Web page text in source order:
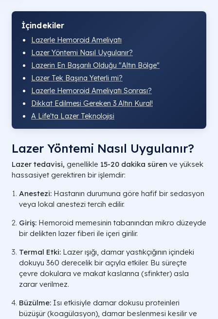
İçindekiler
Lazerle Hemoroid Ameliyatı
Lazer Yöntemi Nasıl Uygulanır?
Lazerin En Başarılı Olduğu "Altın Bölge"
Lazer Tek Başına Yeterli mi?
Lazerle Hemoroid Ameliyatı Sonrası?
Dikkat Edilmesi Gereken 3 Altın Kural!
A Life'ta Lazer Teknolojisi
Lazer Yöntemi Nasıl Uygulanır?
Lazer tedavisi, genellikle 15-20 dakika süren ve yüksek
hassasiyet gerektiren bir işlemdir:
Anestezi: Hastanın durumuna göre hafif bir sedasyon
veya lokal anestezi tercih edilir.
Giriş: Hemoroid memesinin tabanından mikro düzeyde
bir delikten lazer fiberi ile içeri girilir.
Termal Etki: Lazer ışığı, damar yastıkçığının içindeki
dokuyu 360 derecelik bir açıyla etkiler. Bu süreçte
çevre dokulara ve makat kaslarına (sfinkter) asla
zarar verilmez.
Büzülme: Isı etkisiyle damar dokusu proteinleri
büzüşür (koagülasyon), damar beslenmesi kesilir ve